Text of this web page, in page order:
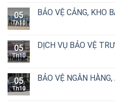
05
Th10
BẢO VỆ CẢNG, KHO
05
Th10
DỊCH VỤ BẢO VỆ
05
Th10
BẢO VỆ NGÂN